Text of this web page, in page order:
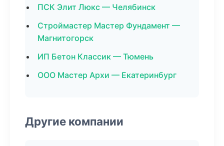
ПСК Элит Люкс — Челябинск
Строймастер Мастер Фундамент —
Магнитогорск
ИП Бетон Классик — Тюмень
ООО Мастер Архи — Екатеринбург
Другие компании